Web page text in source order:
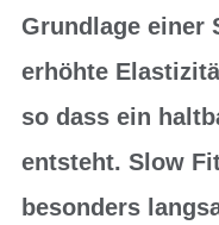
Grundlage einer
erhöhte
so dass ein
entsteht. Slow
besonders